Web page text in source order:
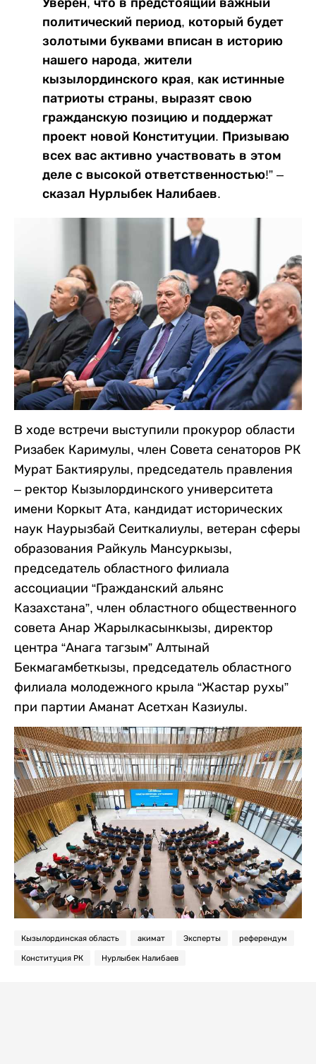
Уверен, что в предстоящий важный
политический период, который будет
золотыми буквами вписан в историю
нашего народа, жители
кызылординского края, как истинные
патриоты страны, выразят свою
гражданскую позицию и поддержат
проект новой Конституции. Призываю
всех вас активно участвовать в этом
деле с высокой ответственностью!” –
сказал Нурлыбек Налибаев.
В ходе встречи выступили прокурор области
Ризабек Каримулы, член Совета сенаторов РК
Мурат Бактиярулы, председатель правления
– ректор Кызылординского университета
имени Коркыт Ата, кандидат исторических
наук Наурызбай Сеиткалиулы, ветеран сферы
образования Райкуль Мансуркызы,
председатель областного филиала
ассоциации “Гражданский альянс
Казахстана”, член областного общественного
совета Анар Жарылкасынкызы, директор
центра “Анага тагзым” Алтынай
Бекмагамбеткызы, председатель областного
филиала молодежного крыла “Жастар рухы”
при партии Аманат Асетхан Казиулы.
Кызылординская область акимат Эксперты референдум
Конституция РК Нурлыбек Налибаев